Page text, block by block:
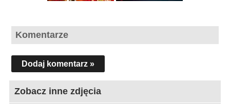
Komentarze
Dodaj komentarz »
Zobacz inne zdjęcia